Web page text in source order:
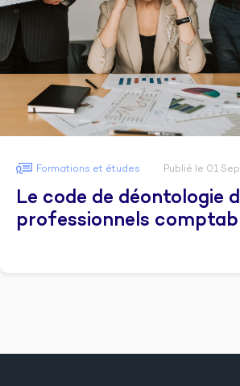
Formations et études Publié le 01
Le code de déontologie
professionnels